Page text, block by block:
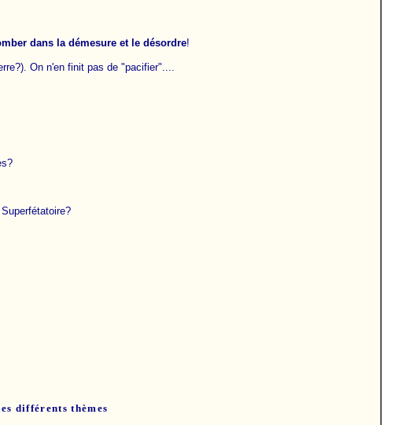
dans la démesure et le désordre!
On n'en finit pas de "pacifier"....
différents thèmes